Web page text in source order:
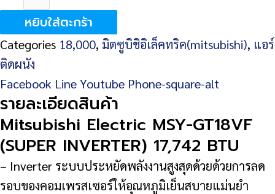
Mitsubishi
Electric
MSY-
GT18VF
(SUPER
INVERTER)
17,742
BTU
ชิ้น
หยิบใส่ตะกร้า
Categories 18,000, มิตซูบิชิอิเล็คทริค(mitsubishi), แอร์
ติดผนัง
Facebook LineYoutube Phone-square-alt
รายละเอียดสินค้า
Mitsubishi Electric MSY-GT18VF
(SUPER INVERTER) 17,742 BTU
– Inverter ระบบประหยัดพลังงานสูงสุดด้วยด้วยการลด
รอบของคอมเพรสเซอร์ให้อุณหภูมิเย็นสบายแม่นยำ